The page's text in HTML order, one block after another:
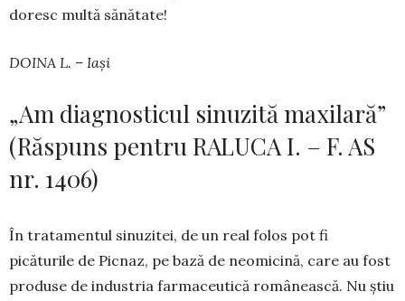
doresc multă sănătate!
DOINA L. – Iași
„Am diagnosticul sinuzită maxilară”
(Răspuns pentru RALUCA I. – F. AS
nr. 1406)
În tratamentul sinuzitei, de un real folos pot fi
picăturile de Picnaz, pe bază de neomicină, care au fost
produse de industria farmaceutică românească. Nu știu